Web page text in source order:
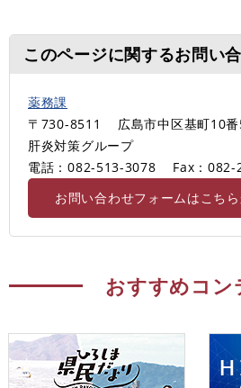
このページに関するお問い
薬務課
〒730-8511
広島市中区基町10
肝炎対策グループ
電話：082-513-3078
Fax：
お問い合わせフォームはこちら
おすすめコン